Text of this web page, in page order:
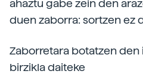
ahaztu gabe zein den
duen zaborra: sortzen ez
Zaborretara botatzen den
birzikla daiteke